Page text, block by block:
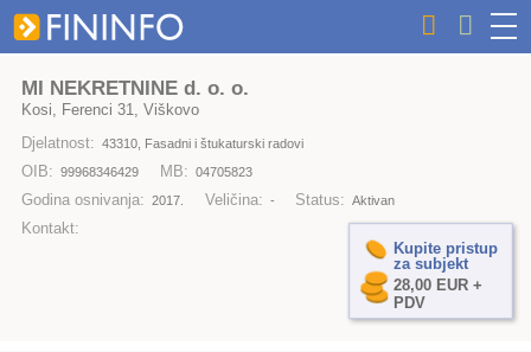
MI NEKRETNINE d. o. o.
Kosi, Ferenci 31, Viškovo
Djelatnost: 43310, Fasadni i štukaturski radovi
OIB: 99968346429 MB: 04705823
Godina osnivanja: 2017. Veličina: - Status: Aktivan
Kontakt:
Kupite pristup
za subjekt
28,00 EUR +
PDV